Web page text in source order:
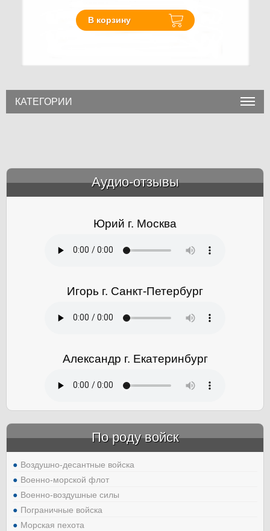
В корзину
КАТЕГОРИИ
Аудио-отзывы
Юрий г. Москва
Игорь г. Санкт-Петербург
Александр г. Екатеринбург
По роду войск
Воздушно-десантные войска
Военно-морской флот
Военно-воздушные силы
Пограничные войска
Морская пехота